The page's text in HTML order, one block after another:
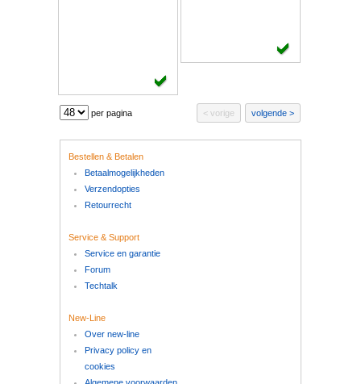
per pagina vorige volgende
Bestellen & Betalen
Betaalmogelijkheden
Verzendopties
Retourrecht
Service & Support
Service en garantie
Forum
Techtalk
New-Line
Over new-line
Privacy policy en
cookies